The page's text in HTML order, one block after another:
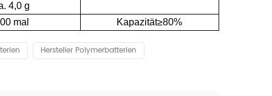
4,0 g
mal
Kapazität≥80%
Hersteller Polymerbatterien